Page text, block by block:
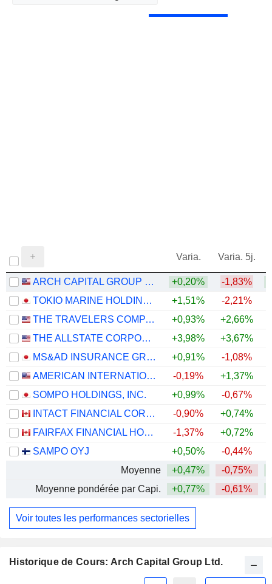
Varia. Varia. 5j.
ARCH CAPITAL GROUP LTD. +0,20% -1,83%
TOKIO MARINE HOLDINGS, INC.
+1,51% -2,21%
THE TRAVELERS COMPANIES, INC.
+0,93% +2,66%
THE ALLSTATE CORPORATION
+3,98% +3,67%
MS&AD INSURANCE GROUP HOLDINGS, INC.
+0,91% -1,08%
AMERICAN INTERNATIONAL GROUP, INC.
-0,19% +1,37%
SOMPO HOLDINGS, INC.
+0,99% -0,67%
INTACT FINANCIAL CORPORATION
-0,90% +0,74%
FAIRFAX FINANCIAL HOLDINGS LIMITED
-1,37% +0,72%
SAMPO OYJ
+0,50% -0,44%
Moyenne
+0,47% -0,75%
Moyenne pondérée par Capi.
+0,77% -0,61%
Voir toutes les performances sectorielles
Historique de Cours: Arch Capital Group Ltd.